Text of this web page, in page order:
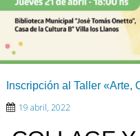
Inscripción al Taller «Arte,
19 abril, 2022